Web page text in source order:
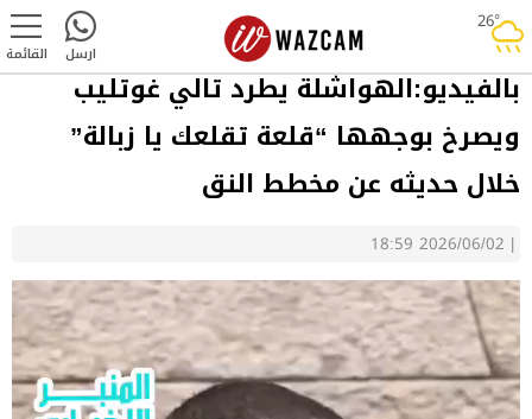
26°rainy القائمة ارسل
بالفيديو:الهواشلة يطرد تالي غوتليب
ويصرخ بوجهها “قلعة تقلعك يا زبالة”
خلال حديثه عن مخطط النق
|
2026/06/02 18:59